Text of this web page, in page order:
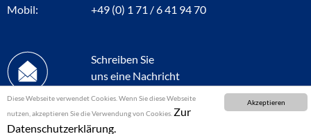
Akzeptieren
Diese Webseite verwendet Cookies. Wenn Sie diese Webseite
nutzen, akzeptieren Sie die Verwendung von Cookies. Zur
Datenschutzerklärung.
Mobil:
+49 (0) 1 71 / 6 41 94 70
Schreiben Sie
uns eine Nachricht